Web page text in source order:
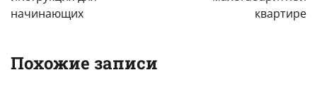
начинающих
квартире
Похожие записи